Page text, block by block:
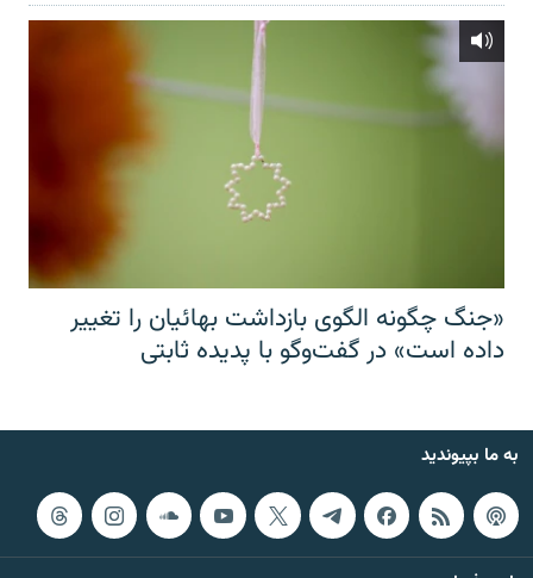
«جنگ چگونه الگوی بازداشت بهائیان را تغییر
داده است» در گفت‌وگو با پدیده ثابتی
به ما بپیوندید